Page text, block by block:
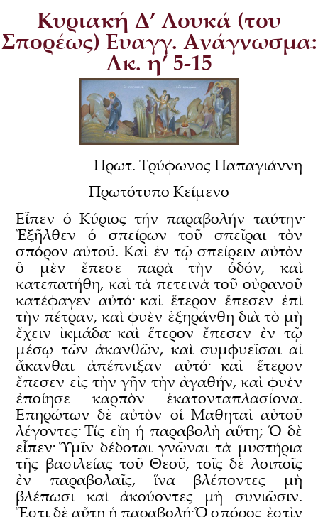
Κυριακή Δ’ Λουκά (του
Σπορέως) Ευαγγ. Ανάγνωσμα:
Λκ. η’ 5-15
Πρωτ. Τρύφωνος Παπαγιάννη
Πρωτότυπο Κείμενο
Εἶπεν ὁ Κύριος τήν παραβολήν ταύτην·
Ἐξῆλθεν ὁ σπείρων τοῦ σπεῖραι τὸν
σπόρον αὐτοῦ. Καὶ ἐν τῷ σπείρειν αὐτὸν
ὃ μὲν ἔπεσε παρὰ τὴν ὁδόν, καὶ
κατεπατήθη, καὶ τὰ πετεινὰ τοῦ οὐρανοῦ
κατέφαγεν αὐτό· καὶ ἕτερον ἔπεσεν ἐπὶ
τὴν πέτραν, καὶ φυὲν ἐξηράνθη διὰ τὸ μὴ
ἔχειν ἰκμάδα· καὶ ἕτερον ἔπεσεν ἐν τῷ
μέσῳ τῶν ἀκανθῶν, καὶ συμφυεῖσαι αἱ
ἄκανθαι ἀπέπνιξαν αὐτό· καὶ ἕτερον
ἔπεσεν εἰς τὴν γῆν τὴν ἀγαθήν, καὶ φυὲν
ἐποίησε καρπὸν ἑκατονταπλασίονα.
᾿Επηρώτων δὲ αὐτὸν οἱ Μαθηταὶ αὐτοῦ
λέγοντες· Τίς εἴη ἡ παραβολὴ αὕτη; Ὁ δὲ
εἶπεν· Ὑμῖν δέδοται γνῶναι τὰ μυστήρια
τῆς βασιλείας τοῦ Θεοῦ, τοῖς δὲ λοιποῖς
ἐν παραβολαῖς, ἵνα βλέποντες μὴ
βλέπωσι καὶ ἀκούοντες μὴ συνιῶσιν.
Ἔστι δὲ αὕτη ἡ παραβολή· Ὁ σπόρος ἐστὶν